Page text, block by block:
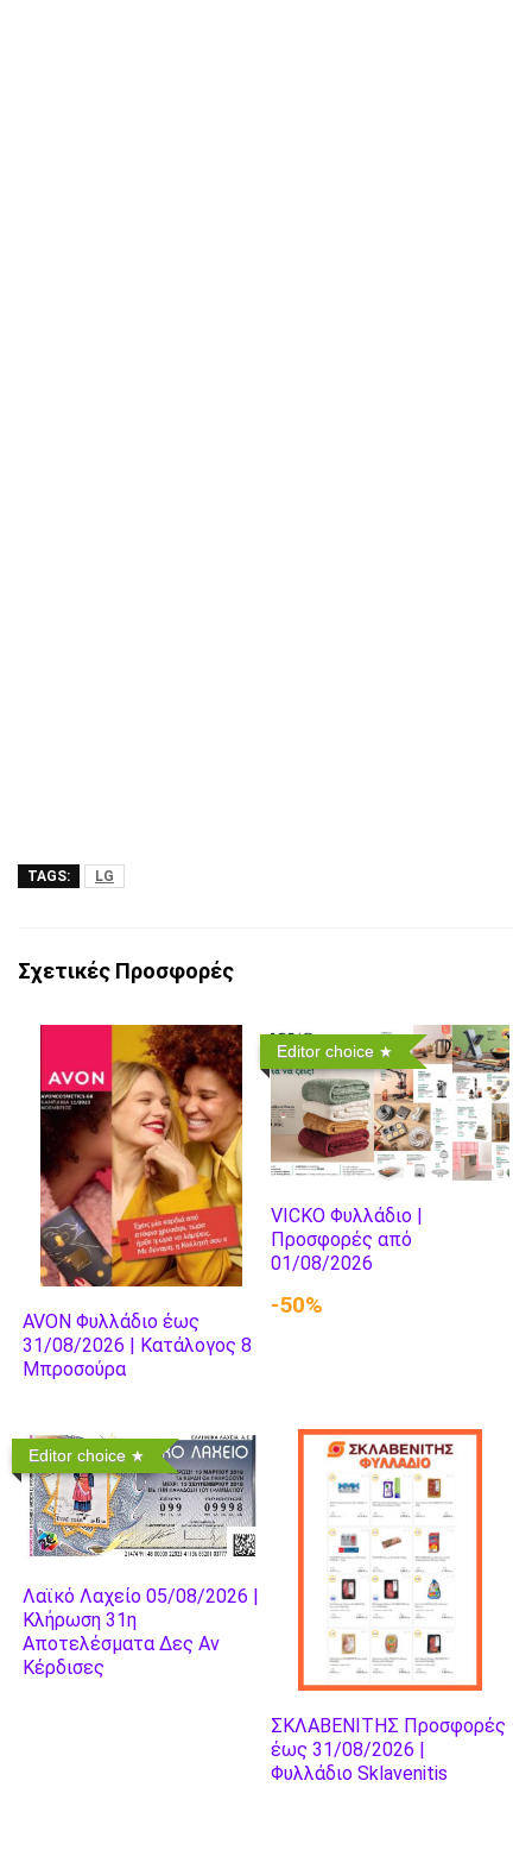
TAGS: LG
Σχετικές Προσφορές
AVON Φυλλάδιο έως
31/08/2026 | Κατάλογος 8
Μπροσούρα
Editor choice
VICKO Φυλλάδιο |
Προσφορές από
01/08/2026
-50%
Editor choice
Λαϊκό Λαχείο 05/08/2026 |
Κλήρωση 31η
Αποτελέσματα Δες Αν
Κέρδισες
ΣΚΛΑΒΕΝΙΤΗΣ Προσφορές
έως 31/08/2026 |
Φυλλάδιο Sklavenitis